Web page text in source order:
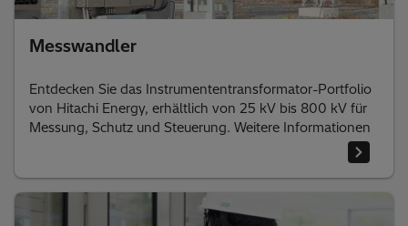
Messwandler
Entdecken Sie das Instrumententransformator-Portfolio
von Hitachi Energy, erhältlich von 25 kV bis 800 kV für
Messung, Schutz und Steuerung. Weitere Informationen